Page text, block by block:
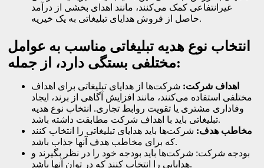
غیرانتفاعی کمک می‌کنند، مانند اهدای بخشی از درآمد
حاصل از فروش هدایای تبلیغاتی به یک خیریه.
انتخاب نوع هدیه تبلیغاتی مناسب به عوامل
مختلفی بستگی دارد، از جمله:
اهداف شرکت: شرکت‌ها از هدایای تبلیغاتی برای اهداف
مختلفی استفاده می‌کنند، مانند افزایش آگاهی از برند، ایجاد
وفاداری مشتری یا تقویت روابط تجاری. انتخاب نوع هدیه
تبلیغاتی باید با اهداف شرکت مطابقت داشته باشد.
مخاطب هدف: شرکت‌ها باید هدایای تبلیغاتی را انتخاب کنند
که برای مخاطب هدف آنها جذاب باشد.
بودجه شرکت: شرکت‌ها باید بودجه خود را در نظر بگیرند و
هدایایی را انتخاب کنند که در توان آنها باشد.